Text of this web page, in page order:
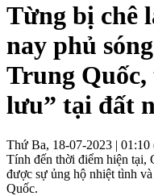
Từng bị chê
nay phủ
Trung
lưu” tại đất
Thứ Ba, 18-07-2023 |
Tính đến thời điểm hiện tại,
được sự ủng hộ nhiệt tình
Quốc.